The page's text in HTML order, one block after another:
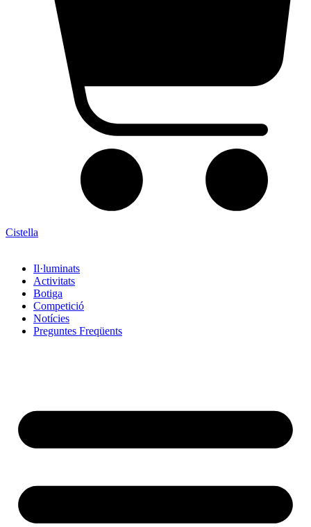
Cistella
Il·luminats
Activitats
Botiga
Competició
Notícies
Preguntes Freqüents